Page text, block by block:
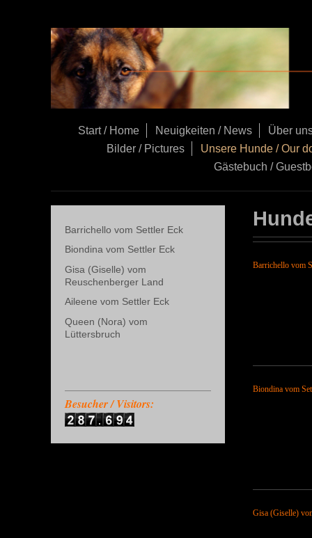
Start / Home Neuigkeiten / News
Über
Bilder / Pictures
Unsere Hunde / Our
Gästebuch /
Barrichello vom
Biondina vom
Gisa (Giselle)
Barrichello vom Settler Eck
Biondina vom Settler Eck
Gisa (Giselle) vom
Reuschenberger Land
Aileene vom Settler Eck
Queen (Nora) vom
Lüttersbruch
Besucher / Visitors: